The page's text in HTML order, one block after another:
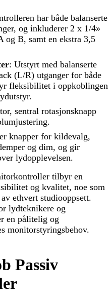
har både balanserte
og inkluderer 2 x 1/4»
og B, samt en ekstra 3,5
: Utstyrt med balanserte
(L/R) utganger for både
fleksibilitet i oppkoblingen
sentral rotasjonsknapp
knapper for kildevalg,
og dim, og gir
lydopplevelsen.
tilbyr en
og kvalitet, noe som
ethvert studiooppsett.
lydteknikere og
en pålitelig og
monitorstyringsbehov.
Passiv